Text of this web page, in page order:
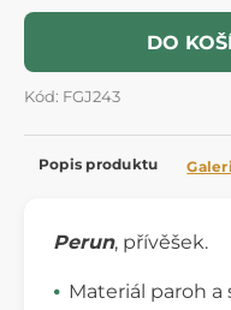
DO
Kód: FGJ243
Popis produktu
Perun, přívěšek.
Materiál paroh a